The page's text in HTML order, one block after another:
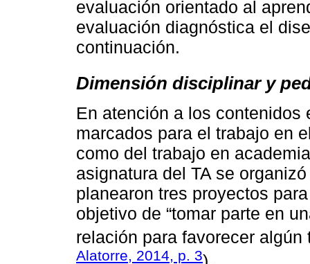
evaluación orientado al
evaluación diagnóstica el
continuación.
Dimensión disciplinar y
En atención a los
marcados para el trabajo en
como del trabajo en
asignatura del TA se
planearon tres proyectos
objetivo de “tomar parte en
relación para favorecer algún
Alatorre, 2014, p. 3